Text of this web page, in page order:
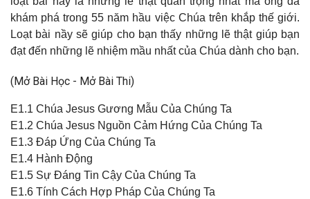
khám phá trong 55 năm hầu việc Chúa trên khắp thế giới.
Loạt bài nầy sẽ giúp cho bạn thấy những lẽ thật giúp bạn
đạt đến những lẽ nhiệm mầu nhất của Chúa dành cho bạn.
(Mở Bài Học - Mở Bài Thi)
E1.1 Chúa Jesus Gương Mẫu Của Chúng Ta
E1.2 Chúa Jesus Nguồn Cảm Hứng Của Chúng Ta
E1.3 Đáp Ứng Của Chúng Ta
E1.4 Hành Động
E1.5 Sự Đáng Tin Cậy Của Chúng Ta
E1.6 Tính Cách Hợp Pháp Của Chúng Ta